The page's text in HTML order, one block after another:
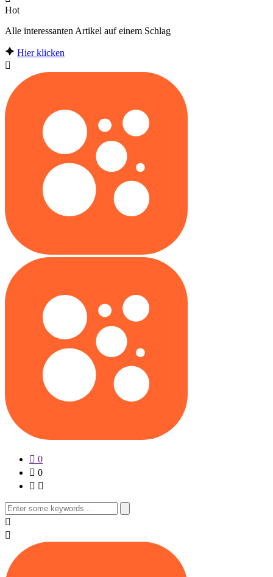
Hot
Alle interessanten Artikel auf einem Schlag
Hier klicken
0
0
Search
for: